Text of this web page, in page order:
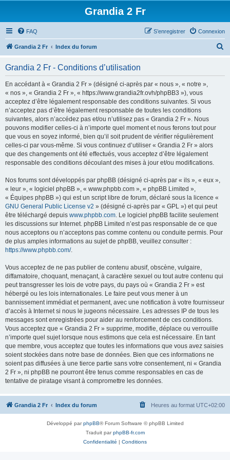
Grandia 2 Fr
FAQ Connexion
S’enregistrer
Grandia 2 Fr Index du forum
Grandia 2 Fr - Conditions d’utilisation
En accédant à « Grandia 2 Fr » (désigné ci-après par « nous », « notre »,
« nos », « Grandia 2 Fr », « https://www.grandia2fr.ovh/phpBB3 »), vous
acceptez d’être légalement responsable des conditions suivantes. Si vous
n’acceptez pas d’être légalement responsable de toutes les conditions
suivantes, alors n’accédez pas et/ou n’utilisez pas « Grandia 2 Fr ». Nous
pouvons modifier celles-ci à n’importe quel moment et nous ferons tout pour
que vous en soyez informé, bien qu’il soit prudent de vérifier régulièrement
celles-ci par vous-même. Si vous continuez d’utiliser « Grandia 2 Fr » alors
que des changements ont été effectués, vous acceptez d’être légalement
responsable des conditions découlant des mises à jour et/ou modifications.
Nos forums sont développés par phpBB (désigné ci-après par « ils », « eux »,
« leur », « logiciel phpBB », « www.phpbb.com », « phpBB Limited »,
« Équipes phpBB ») qui est un script libre de forum, déclaré sous la licence «
GNU General Public License v2 » (désigné ci-après par « GPL ») et qui peut
être téléchargé depuis www.phpbb.com. Le logiciel phpBB facilite seulement
les discussions sur Internet. phpBB Limited n’est pas responsable de ce que
nous acceptons ou n’acceptons pas comme contenu ou conduite permis. Pour
de plus amples informations au sujet de phpBB, veuillez consulter :
https://www.phpbb.com/.
Vous acceptez de ne pas publier de contenu abusif, obscène, vulgaire,
diffamatoire, choquant, menaçant, à caractère sexuel ou tout autre contenu qui
peut transgresser les lois de votre pays, du pays où « Grandia 2 Fr » est
hébergé ou les lois internationales. Le faire peut vous mener à un
bannissement immédiat et permanent, avec une notification à votre fournisseur
d’accès à Internet si nous le jugeons nécessaire. Les adresses IP de tous les
messages sont enregistrées pour aider au renforcement de ces conditions.
Vous acceptez que « Grandia 2 Fr » supprime, modifie, déplace ou verrouille
n’importe quel sujet lorsque nous estimons que cela est nécessaire. En tant
que membre, vous acceptez que toutes les informations que vous avez saisies
soient stockées dans notre base de données. Bien que ces informations ne
soient pas diffusées à une tierce partie sans votre consentement, ni « Grandia
2 Fr », ni phpBB ne pourront être tenus comme responsables en cas de
tentative de piratage visant à compromettre les données.
Grandia 2 Fr Index du forum Heures au format UTC+02:00
Développé parphpBB® Forum Software © phpBB Limited
Traduit parphpBB-fr.com
Confidentialité | Conditions